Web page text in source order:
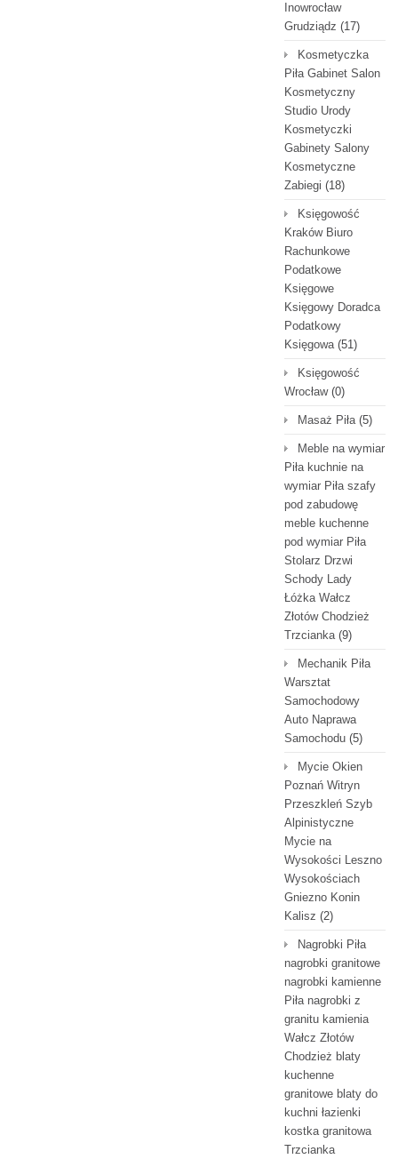
Inowrocław
Grudziądz (17)
Kosmetyczka
Piła Gabinet Salon
Kosmetyczny
Studio Urody
Kosmetyczki
Gabinety Salony
Kosmetyczne
Zabiegi (18)
Księgowość
Kraków Biuro
Rachunkowe
Podatkowe
Księgowe
Księgowy Doradca
Podatkowy
Księgowa(51)
Księgowość
Wrocław(0)
Masaż Piła(5)
Meble na wymiar
Piła kuchnie na
wymiar Piła szafy
pod zabudowę
meble kuchenne
pod wymiar Piła
Stolarz Drzwi
Schody Lady
Łóżka Wałcz
Złotów Chodzież
Trzcianka(9)
Mechanik Piła
Warsztat
Samochodowy
Auto Naprawa
Samochodu (5)
Mycie Okien
Poznań Witryn
Przeszkleń Szyb
Alpinistyczne
Mycie na
Wysokości Leszno
Wysokościach
Gniezno Konin
Kalisz (2)
Nagrobki Piła
nagrobki granitowe
nagrobki kamienne
Piła nagrobki z
granitu kamienia
Wałcz Złotów
Chodzież blaty
kuchenne
granitowe blaty do
kuchni łazienki
kostka granitowa
Trzcianka